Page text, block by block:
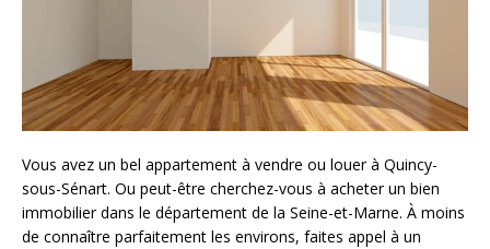
Vous avez un bel appartement à vendre ou louer à Quincy-
sous-Sénart. Ou peut-être cherchez-vous à acheter un bien
immobilier dans le département de la Seine-et-Marne. À moins
de connaître parfaitement les environs, faites appel à un